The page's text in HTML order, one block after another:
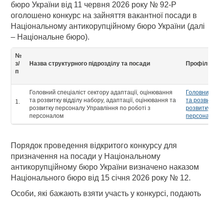
бюро України від 11 червня 2026 року № 92-Р
оголошено конкурс на зайняття вакантної посади в
Національному антикорупційному бюро України (далі
– Національне бюро).
№
з/
п
Назва структурного підрозділу та посади Профіль
1.
Головний спеціаліст сектору адаптації‚ оцінювання
та розвитку відділу набору, адаптації, оцінювання та
розвитку персоналу Управління по роботі з
персоналом
Головний
та
розвитку
Порядок проведення відкритого конкурсу для
призначення на посади у Національному
антикорупційному бюро України визначено наказом
Національного бюро від 15 січня 2026 року № 12.
Особи, які бажають взяти участь у конкурсі, подають